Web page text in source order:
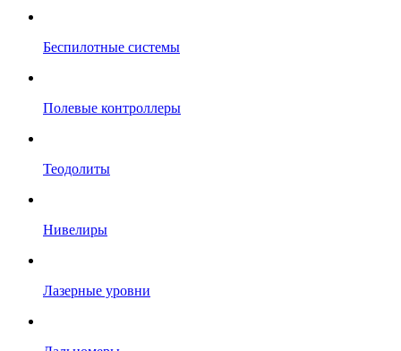
Беспилотные системы
Полевые контроллеры
Теодолиты
Нивелиры
Лазерные уровни